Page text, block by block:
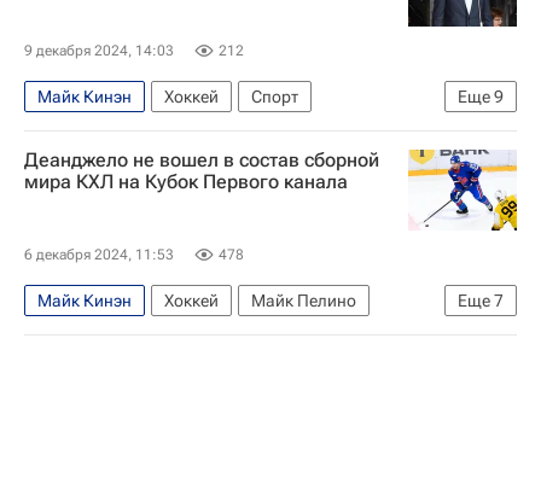
9 декабря 2024, 14:03 212
Еще9
Майк Кинэн Хоккей
Спорт
Олимпийские игры
Санкт-Петербург
Белоруссия
Казахстан
СКА (Санкт-Петербург)
Кубок Первого канала
Деанджело не вошел в состав сборной
мира КХЛ на Кубок Первого канала
6 декабря 2024, 11:53 478
Еще7
Майк Кинэн Хоккей
Майк Пелино
Хантер Миска
СКА (Санкт-Петербург)